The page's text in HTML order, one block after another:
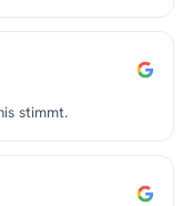
stimmt.